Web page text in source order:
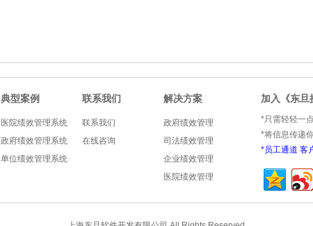
典型案例
医院绩效管理系统
政府绩效管理系统
单位绩效管理系统
联系我们
联系我们
在线咨询
解决方案
政府绩效管理
司法绩效管理
企业绩效管理
医院绩效管理
加入《东旦
*只需轻轻一
*将信息传递
*员工通道 客